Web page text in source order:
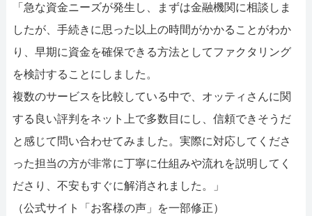
「急な資金ニーズが発生し、まずは金融機関に相談しま
したが、手続きに思った以上の時間がかかることがわか
り、早期に資金を確保できる方法としてファクタリング
を検討することにしました。
複数のサービスを比較している中で、オッティさんに関
する良い評判をネット上で多数目にし、信頼できそうだ
と感じて問い合わせてみました。実際に対応してくださ
った担当の方が非常に丁寧に仕組みや流れを説明してく
ださり、不安もすぐに解消されました。」
（公式サイト「お客様の声」を一部修正）